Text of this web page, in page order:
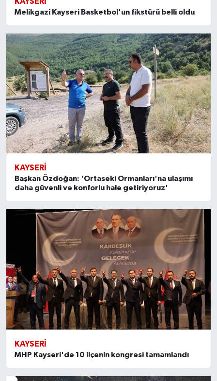
Melikgazi Kayseri Basketbol'un fikstürü belli oldu
KAYSERI
Başkan Özdoğan: 'Ortaseki Ormanları'na ulaşımı
daha güvenli ve konforlu hale getiriyoruz'
KAYSERI
MHP Kayseri'de 10 ilçenin kongresi tamamlandı